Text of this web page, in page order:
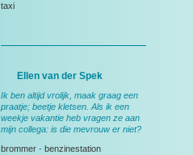
taxi
Ellen van der Spek
Ik ben altijd vrolijk, maak graag een
praatje; beetje kletsen. Als ik een
weekje vakantie heb vragen ze aan
mijn collega: is die mevrouw er niet?
brommer - benzinestation